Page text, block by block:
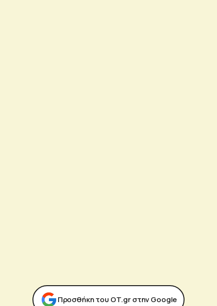
Προσθήκη του ΟΤ.gr στην Google